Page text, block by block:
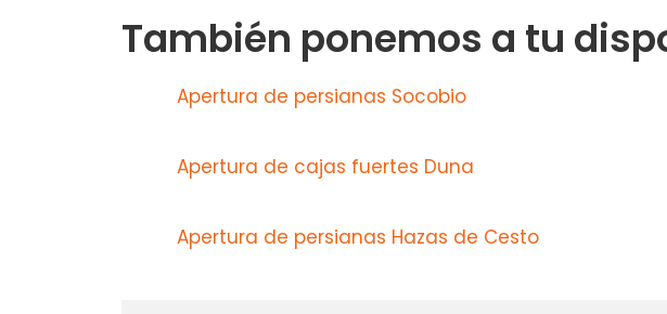
También ponemos a tu
Apertura de persianas Socobio
Apertura de cajas fuertes Duna
Apertura de persianas Hazas de Cesto